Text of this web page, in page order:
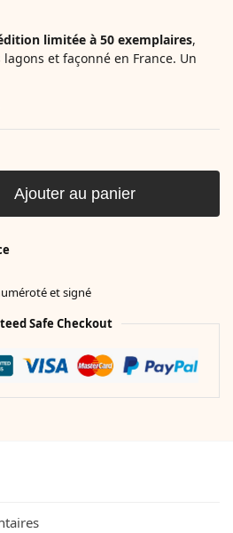
limitée à 50 exemplaires,
et façonné en France. Un
Ajouter au panier
et signé
Safe Checkout